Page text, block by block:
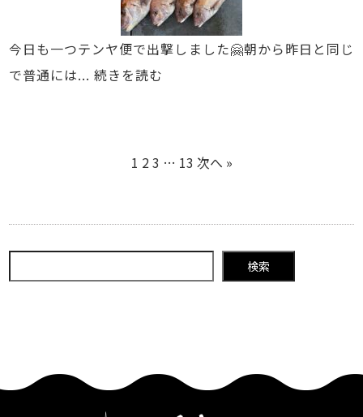
今日も一つテンヤ便で出撃しました🤗朝から昨日と同じ
で普通には...続きを読む
1 23 … 13 次へ »
検索